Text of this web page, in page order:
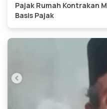
Pajak Rumah Kontrakan
Basis Pajak